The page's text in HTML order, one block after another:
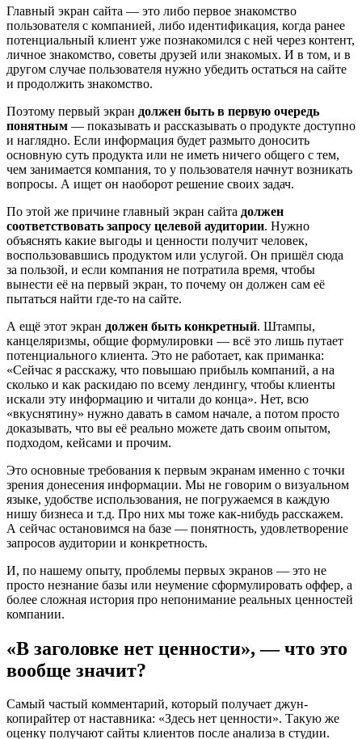
Главный экран сайта — это либо первое знакомство
пользователя с компанией, либо идентификация, когда ранее
потенциальный клиент уже познакомился с ней через контент,
личное знакомство, советы друзей или знакомых. И в том, и в
другом случае пользователя нужно убедить остаться на сайте
и продолжить знакомство.
Поэтому первый экран должен быть в первую очередь
понятным — показывать и рассказывать о продукте доступно
и наглядно. Если информация будет размыто доносить
основную суть продукта или не иметь ничего общего с тем,
чем занимается компания, то у пользователя начнут возникать
вопросы. А ищет он наоборот решение своих задач.
По этой же причине главный экран сайта должен
соответствовать запросу целевой аудитории. Нужно
объяснять какие выгоды и ценности получит человек,
воспользовавшись продуктом или услугой. Он пришёл сюда
за пользой, и если компания не потратила время, чтобы
вынести её на первый экран, то почему он должен сам её
пытаться найти где-то на сайте.
А ещё этот экран должен быть конкретный. Штампы,
канцеляризмы, общие формулировки — всё это лишь путает
потенциального клиента. Это не работает, как приманка:
«Сейчас я расскажу, что повышаю прибыль компаний, а на
сколько и как раскидаю по всему лендингу, чтобы клиенты
искали эту информацию и читали до конца». Нет, всю
«вкуснятину» нужно давать в самом начале, а потом просто
доказывать, что вы её реально можете дать своим опытом,
подходом, кейсами и прочим.
Это основные требования к первым экранам именно с точки
зрения донесения информации. Мы не говорим о визуальном
языке, удобстве использования, не погружаемся в каждую
нишу бизнеса и т.д. Про них мы тоже как-нибудь расскажем.
А сейчас остановимся на базе — понятность, удовлетворение
запросов аудитории и конкретность.
И, по нашему опыту, проблемы первых экранов — это не
просто незнание базы или неумение сформулировать оффер, а
более сложная история про непонимание реальных ценностей
компании.
«В заголовке нет ценности», — что это
вообще значит?
Самый частый комментарий, который получает джун-
копирайтер от наставника: «Здесь нет ценности». Такую же
оценку получают сайты клиентов после анализа в студии.